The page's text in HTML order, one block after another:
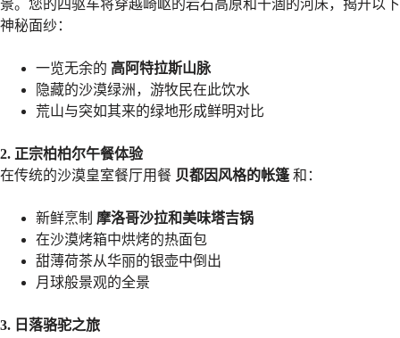
景。您的四驱车将穿越崎岖的岩石高原和干涸的河床，揭开以下
神秘面纱：
一览无余的 高阿特拉斯山脉
隐藏的沙漠绿洲，游牧民在此饮水
荒山与突如其来的绿地形成鲜明对比
2. 正宗柏柏尔午餐体验
在传统的沙漠皇室餐厅用餐 贝都因风格的帐篷和：
新鲜烹制 摩洛哥沙拉和美味塔吉锅
在沙漠烤箱中烘烤的热面包
甜薄荷茶从华丽的银壶中倒出
月球般景观的全景
3. 日落骆驼之旅